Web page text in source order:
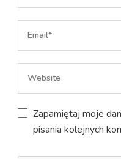
Zapamiętaj moje
pisania kolejnych